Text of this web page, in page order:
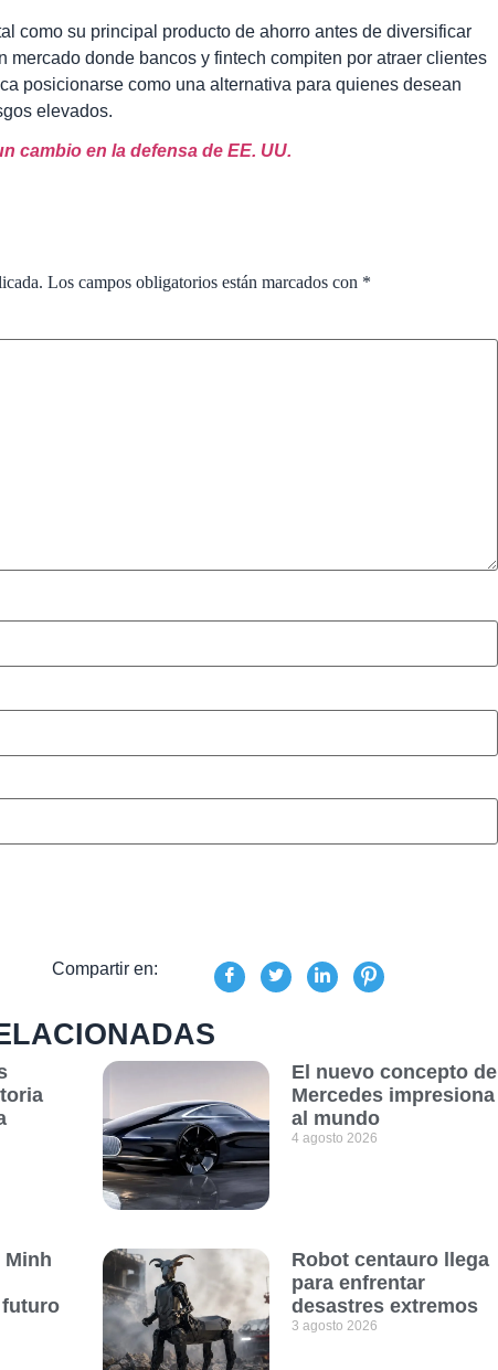
como su principal producto de ahorro antes de diversificar
mercado donde bancos y fintech compiten por atraer clientes
posicionarse como una alternativa para quienes desean
elevados.
cambio en la defensa de EE. UU.
Los campos obligatorios están marcados con *
Compartir en:
El nuevo concepto de
Mercedes impresiona
al mundo
4 agosto 2026
Minh
Robot centauro llega
para enfrentar
desastres extremos
3 agosto 2026